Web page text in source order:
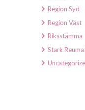
Region Syd
Region Väst
Riksstämma
Stark